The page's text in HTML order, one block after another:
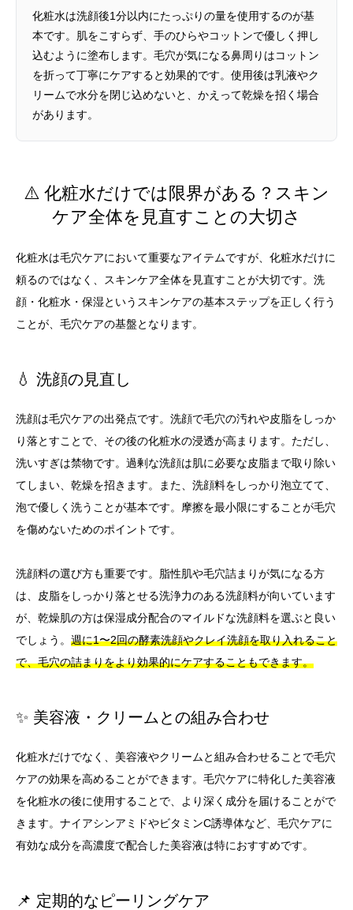
化粧水は洗顔後1分以内にたっぷりの量を使用するのが基
本です。肌をこすらず、手のひらやコットンで優しく押し
込むように塗布します。毛穴が気になる鼻周りはコットン
を折って丁寧にケアすると効果的です。使用後は乳液やク
リームで水分を閉じ込めないと、かえって乾燥を招く場合
があります。
⚠️ 化粧水だけでは限界がある？スキン
ケア全体を見直すことの大切さ
化粧水は毛穴ケアにおいて重要なアイテムですが、化粧水だけに
頼るのではなく、スキンケア全体を見直すことが大切です。洗
顔・化粧水・保湿というスキンケアの基本ステップを正しく行う
ことが、毛穴ケアの基盤となります。
💧 洗顔の見直し
洗顔は毛穴ケアの出発点です。洗顔で毛穴の汚れや皮脂をしっか
り落とすことで、その後の化粧水の浸透が高まります。ただし、
洗いすぎは禁物です。過剰な洗顔は肌に必要な皮脂まで取り除い
てしまい、乾燥を招きます。また、洗顔料をしっかり泡立てて、
泡で優しく洗うことが基本です。摩擦を最小限にすることが毛穴
を傷めないためのポイントです。
洗顔料の選び方も重要です。脂性肌や毛穴詰まりが気になる方
は、皮脂をしっかり落とせる洗浄力のある洗顔料が向いています
が、乾燥肌の方は保湿成分配合のマイルドな洗顔料を選ぶと良い
でしょう。 週に1〜2回の酵素洗顔やクレイ洗顔を取り入れること
で、毛穴の詰まりをより効果的にケアすることもできます。
✨ 美容液・クリームとの組み合わせ
化粧水だけでなく、美容液やクリームと組み合わせることで毛穴
ケアの効果を高めることができます。毛穴ケアに特化した美容液
を化粧水の後に使用することで、より深く成分を届けることがで
きます。ナイアシンアミドやビタミンC誘導体など、毛穴ケアに
有効な成分を高濃度で配合した美容液は特におすすめです。
📌 定期的なピーリングケア